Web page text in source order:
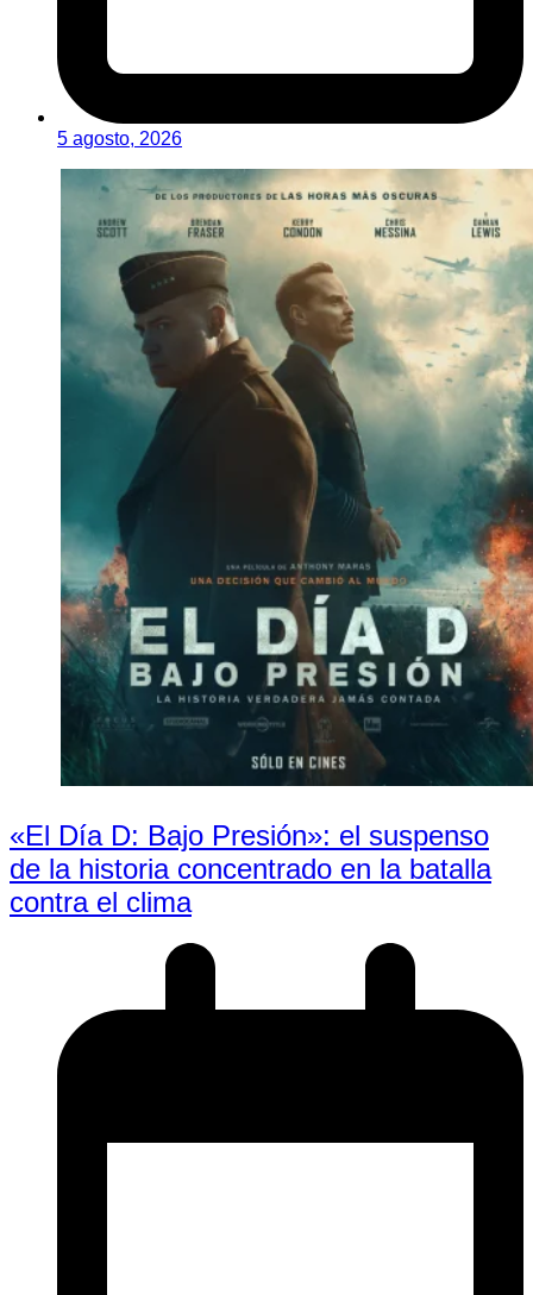
5 agosto, 2026
«El Día D: Bajo Presión»: el suspenso
de la historia concentrado en la batalla
contra el clima